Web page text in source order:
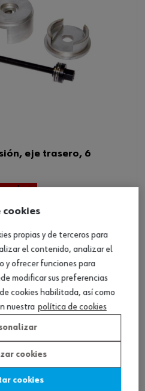
eje trasero, 6
cookies
propias y de terceros para
el contenido, analizar el
y ofrecer funciones para
modificar sus preferencias
cookies habilitada, así como
nuestra política de cookies
cookies
cookies